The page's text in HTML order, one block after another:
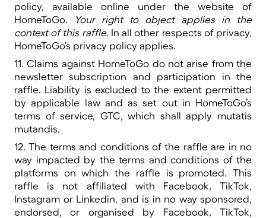
policy, available online under the website of
HomeToGo.
Your right to object applies in the
context of this raffle. In all other respects of privacy,
HomeToGo’s privacy policy applies.
11. Claims against HomeToGo do not arise from the
newsletter subscription and participation in the
raffle. Liability is excluded to the extent permitted
by applicable law and as set out in HomeToGo’s
terms of service, GTC, which shall apply mutatis
mutandis.
12. The terms and conditions of the raffle are in no
way impacted by the terms and conditions of the
platforms on which the raffle is promoted. This
raffle is not affiliated with Facebook, TikTok,
Instagram or Linkedin, and is in no way sponsored,
endorsed, or organised by Facebook, TikTok,